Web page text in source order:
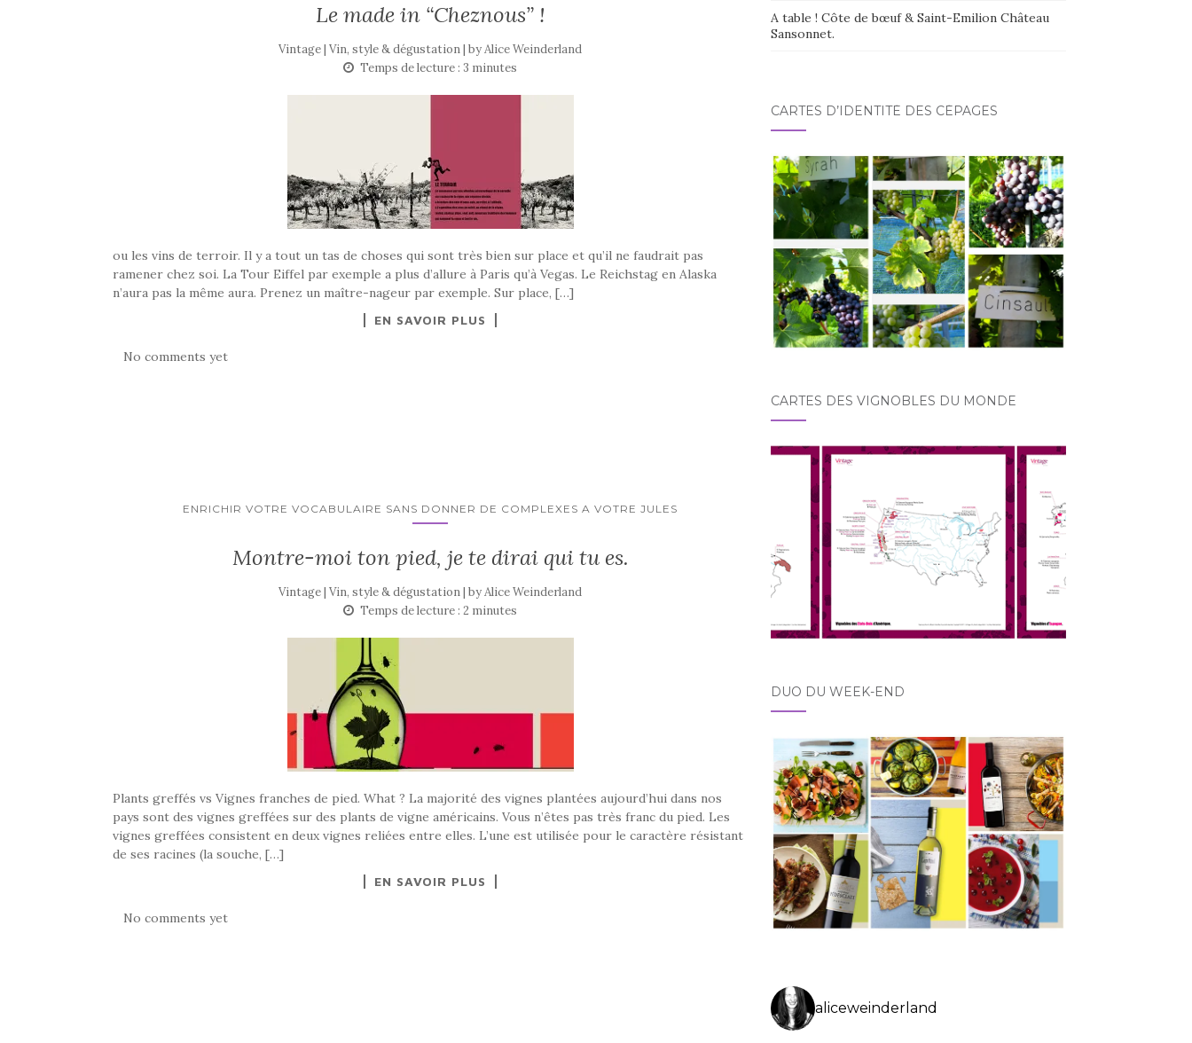
Le made in “Cheznous” !
Vintage | Vin, style & dégustation | byAlice Weinderland
Temps de lecture : 3 minutes
ou les vins de terroir. Il y a tout un tas de choses qui sont très bien sur place et qu’il ne faudrait pas
ramener chez soi. La Tour Eiffel par exemple a plus d’allure à Paris qu’à Vegas. Le Reichstag en Alaska
n’aura pas la même aura. Prenez un maître-nageur par exemple. Sur place, […]
EN SAVOIR PLUS
No comments yet
ENRICHIR VOTRE VOCABULAIRE SANS DONNER DE COMPLEXES A VOTRE JULES
Montre-moi ton pied, je te dirai qui tu es.
Vintage | Vin, style & dégustation | byAlice Weinderland
Temps de lecture :2 minutes
Plants greffés vs Vignes franches de pied. What ? La majorité des vignes plantées aujourd’hui dans nos
pays sont des vignes greffées sur des plants de vigne américains. Vous n’êtes pas très franc du pied. Les
vignes greffées consistent en deux vignes reliées entre elles. L’une est utilisée pour le caractère résistant
de ses racines (la souche, […]
EN SAVOIR PLUS
No comments yet
A table ! Côte de bœuf & Saint-Emilion Château
Sansonnet.
CARTES D’IDENTITÉ DES CÉPAGES
CARTES DES VIGNOBLES DU MONDE
DUO DU WEEK-END
aliceweinderland